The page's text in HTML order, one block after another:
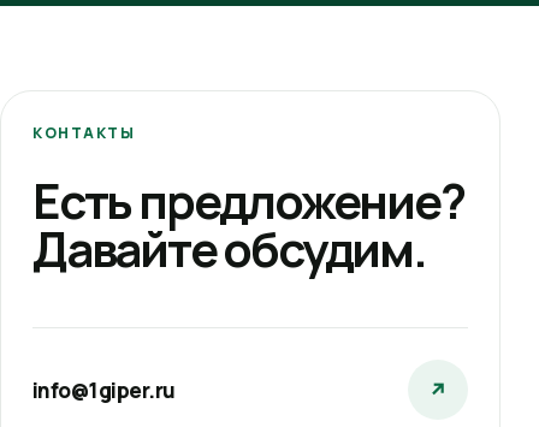
КОНТАКТЫ
Есть предложение?
Давайте обсудим.
info@1giper.ru ↗